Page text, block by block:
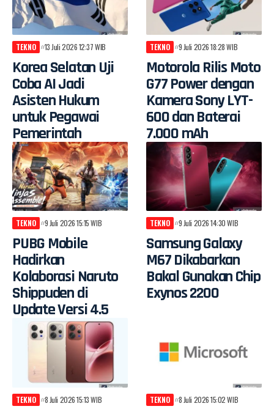
TEKNO 13 Juli 2026 12:37 WIB
Korea Selatan Uji
Coba AI Jadi
Asisten Hukum
untuk Pegawai
Pemerintah
TEKNO 9 Juli 2026 18:28 WIB
Motorola Rilis Moto
G77 Power dengan
Kamera Sony LYT-
600 dan Baterai
7.000 mAh
TEKNO 9 Juli 2026 15:15 WIB
PUBG Mobile
Hadirkan
Kolaborasi Naruto
Shippuden di
Update Versi 4.5
TEKNO 9 Juli 2026 14:30 WIB
Samsung Galaxy
M67 Dikabarkan
Bakal Gunakan Chip
Exynos 2200
TEKNO 8 Juli 2026 15:13 WIB TEKNO 8 Juli 2026 15:02 WIB